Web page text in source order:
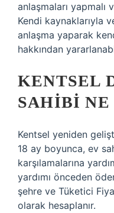
anlaşmaları yapmalı
Kendi kaynaklarıyla
anlaşma yaparak
hakkından
KENTSEL
SAHIBI NE
Kentsel yeniden
18 ay boyunca, ev
karşılamalarına
yardımı önceden
şehre ve Tüketici
olarak hesaplanır.